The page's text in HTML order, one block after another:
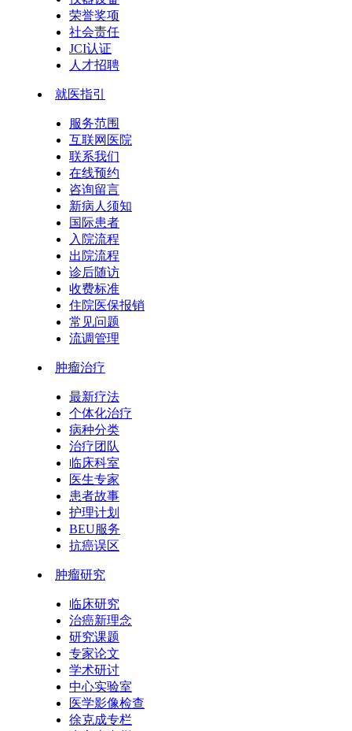
荣誉奖项
社会责任
JCI认证
人才招聘
就医指引
服务范围
互联网医院
联系我们
在线预约
咨询留言
新病人须知
国际患者
入院流程
出院流程
诊后随访
收费标准
住院医保报销
常见问题
流调管理
肿瘤治疗
最新疗法
个体化治疗
病种分类
治疗团队
临床科室
医生专家
患者故事
护理计划
BEU服务
抗癌误区
肿瘤研究
临床研究
治癌新理念
研究课题
专家论文
学术研讨
中心实验室
医学影像检查
徐克成专栏